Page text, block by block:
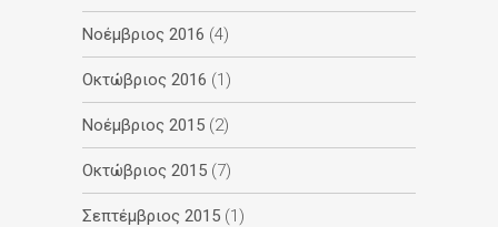
Νοέμβριος 2016 (4)
Οκτώβριος 2016 (1)
Νοέμβριος 2015 (2)
Οκτώβριος 2015 (7)
Σεπτέμβριος 2015 (1)